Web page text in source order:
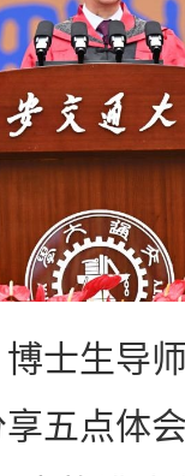
生导师
五点体